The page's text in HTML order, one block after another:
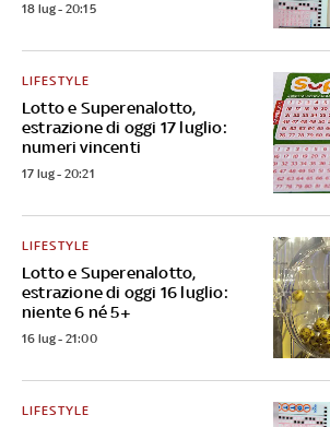
18 lug - 20:15
Lotto e Superenalotto,
estrazione di oggi 17 luglio:
numeri vincenti
LIFESTYLE
17 lug - 20:21
Lotto e Superenalotto,
estrazione di oggi 16 luglio:
niente 6 né 5+
LIFESTYLE
16 lug - 21:00
LIFESTYLE